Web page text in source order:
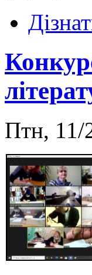
Птн, 11/